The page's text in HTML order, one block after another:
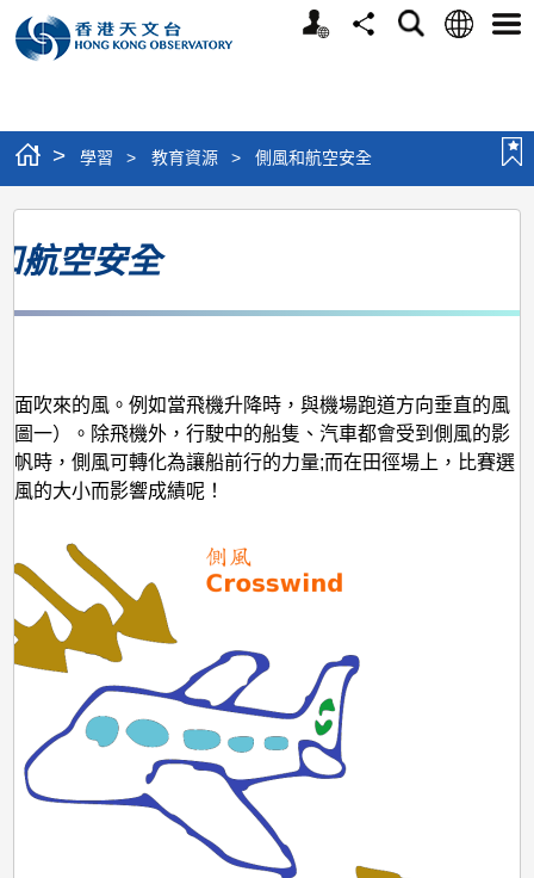
個
分
搜
語
選
> 學習 > 教育資源 > 側風和航空安全
側
風
安
全
航空安全
面吹來的風。例如當飛機升降時，與機場跑道方向垂直的風
圖一）。除飛機外，行駛中的船隻、汽車都會受到側風的影
帆時，側風可轉化為讓船前行的力量;而在田徑場上，比賽選
風的大小而影響成績呢！